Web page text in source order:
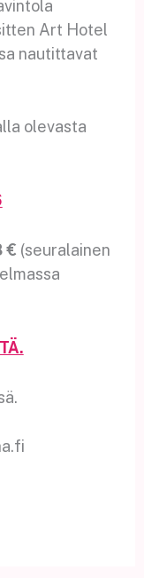
Art Hotel
nautittavat
olevasta
€ (seuralainen